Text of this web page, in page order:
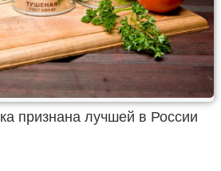
признана лучшей в России